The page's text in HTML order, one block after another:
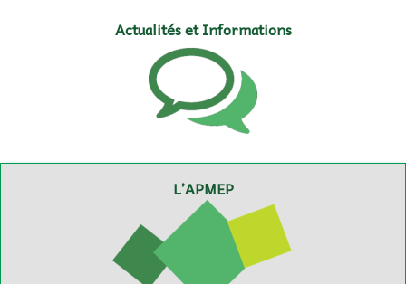
Actualités et Informations
L’APMEP